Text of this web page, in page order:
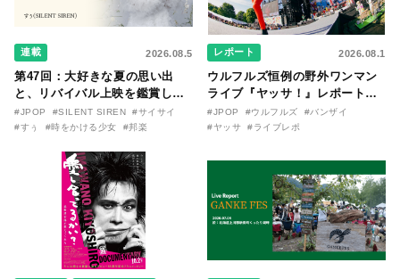
連載 2026.08.5
第47回：大好きな夏の思い出
と、リバイバル上映を鑑賞した
『時をかける少女』のおはなし
〜SILENT SIREN・すぅ『この
〇のはなし〜』
#JPOP #SILENT SIREN
#サイサイ
#すぅ
#時をかける少女 #邦楽
レポート 2026.08.1
ウルフルズ恒例の野外ワンマン
ライブ『ヤッサ！』レポート！
リリースから30年を迎えたアル
バム『バンザイ』完全再現に、
た日。
#JPOP #ウルフルズ
#バンザイ
#ヤッサ
#ライブレポ